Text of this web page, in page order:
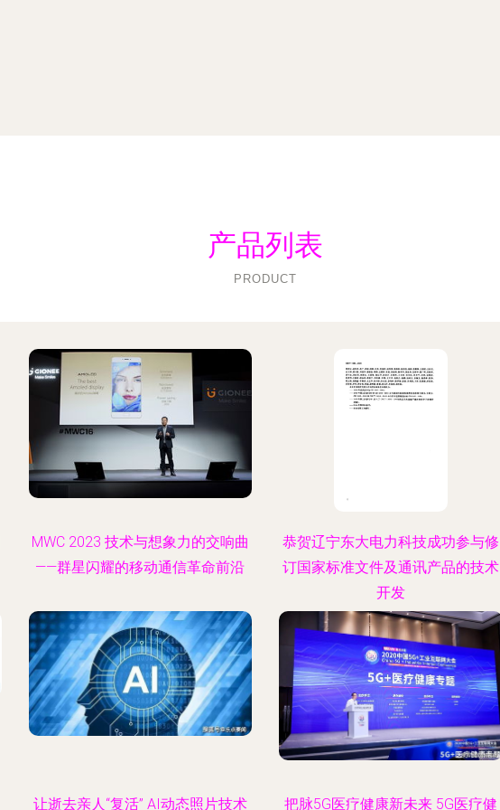
产品列表
PRODUCT
MWC 2023 技术与想象力的交响曲
——群星闪耀的移动通信革命前沿
恭贺辽宁东大电力科技成功参与修
订国家标准文件及通讯产品的技术
开发
让逝去亲人“复活” AI动态照片技术 把脉5G医疗健康新未来 5G医疗健